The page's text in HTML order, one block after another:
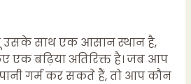
उसके साथ एक आसान स्थान है,
एक बढ़िया अतिरिक्त है। जब आप
गर्म कर सकते हैं, तो आप कौन